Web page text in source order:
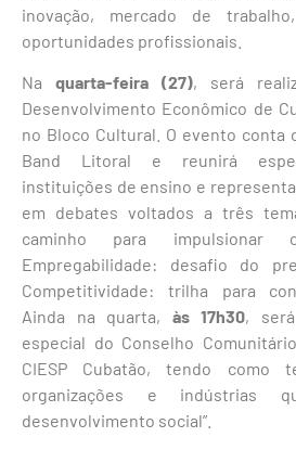
inovação, mercado de
oportunidades profissionais.
Na quarta-feira (27), será
Desenvolvimento Econômico de
no Bloco Cultural. O evento conta
Band Litoral e reunirá
instituições de ensino e
em debates voltados a três
caminho para impulsionar o
Empregabilidade: desafio do
Competitividade: trilha para
Ainda na quarta, às 17h30,
especial do Conselho
CIESP Cubatão, tendo como
organizações e indústrias
desenvolvimento social”.